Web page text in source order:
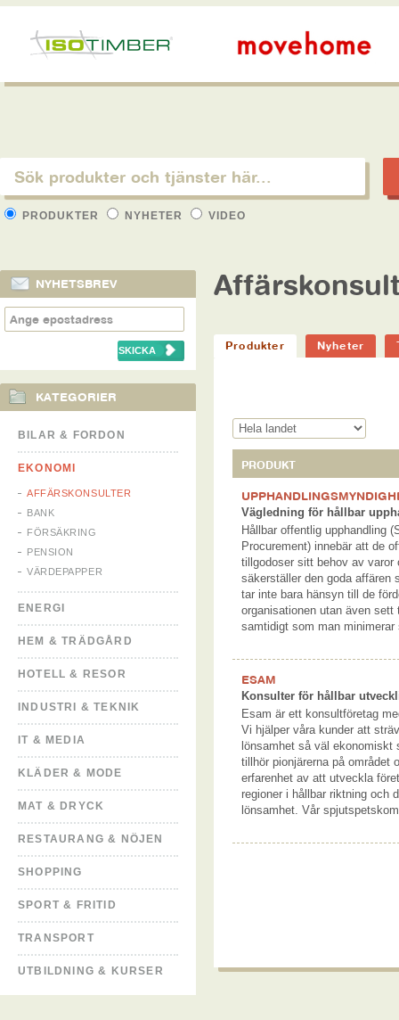
PRODUKTER NYHETER VIDEO
NYHETSBREV
KATEGORIER
BILAR & FORDON
EKONOMI
AFFÄRSKONSULTER
BANK
FÖRSÄKRING
PENSION
VÄRDEPAPPER
ENERGI
HEM & TRÄDGÅRD
HOTELL & RESOR
INDUSTRI & TEKNIK
IT & MEDIA
KLÄDER & MODE
MAT & DRYCK
RESTAURANG & NÖJEN
SHOPPING
SPORT & FRITID
TRANSPORT
UTBILDNING & KURSER
Produkter Nyheter
PRODUKT
Vägledning för hållbar
Hållbar offentlig upphandling
Procurement) innebär att de
tillgodoser sitt behov av
säkerställer den goda
tar inte bara hänsyn till de
organisationen utan även
samtidigt som man
ESAM
Konsulter för hållbar
Esam är ett konsultföretag
Vi hjälper våra kunder att
lönsamhet så väl
tillhör pionjärerna på området
erfarenhet av att utveckla
regioner i hållbar riktning och
lönsamhet. Vår